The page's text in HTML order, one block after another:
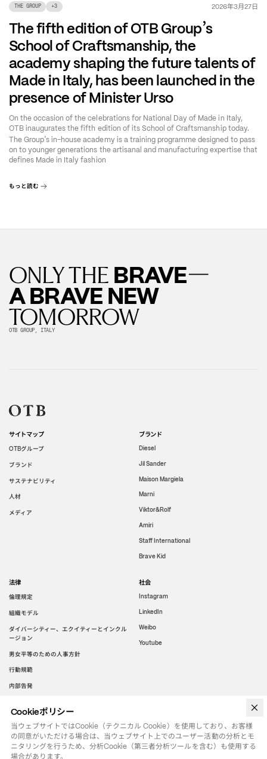
THE GROUP +3 2026年3月27日
The fifth edition of OTB Group’s
School of Craftsmanship, the
academy shaping the future talents of
Made in Italy, has been launched in the
presence of Minister Urso
On the occasion of the celebrations for National Day of Made in Italy,
OTB inaugurates the fifth edition of its School of Craftsmanship today.
The Group’s in-house academy is a training programme designed to pass
on to younger generations the artisanal and manufacturing expertise that
defines Made in Italy fashion
もっと読む
ONLY THE BRAVE—
A BRAVE NEW
TOMORROW
OTB GROUP, ITALY
サイトマップ
OTBグループ
ブランド
サステナビリティ
人材
メディア
ブランド
Diesel
Jil Sander
Maison Margiela
Marni
Viktor&Rolf
Amiri
Staff International
Brave Kid
法律
倫理規定
組織モデル
ダイバーシティー、エクイティーとインクル
ージョン
男女平等のための人事方針
行動規範
内部告発
社会
Instagram
LinkedIn
Weibo
Youtube
WeChat
Cookieポリシー
当ウェブサイトではCookie（テクニカル Cookie）を使用しており、お客様
の同意がいただける場合は、当ウェブサイト上でのユーザー活動の分析とモ
ニタリングを行うため、分析Cookie（第三者分析ツールを含む）も使用する
場合があります。